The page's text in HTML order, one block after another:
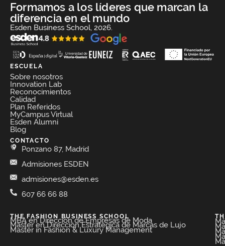
Formamos a los líderes que marcan la
diferencia en el mundo
Esden Business School, 2026.
ESCUELA
Sobre nosotros
Innovation Lab
Reconocimientos
Calidad
Plan Referidos
MyCampus Virtual
Esden Alumni
Blog
CONTACTO
Ponzano 87, Madrid
Admisiones ESDEN
admisiones@esden.es
607 66 66 88
THE FASHION BUSINESS SCHOOL​
MBA en Dirección de Empresas de Moda​
Máster en Dirección Estratégica de Marcas de Lujo
Master in Fashion & Luxury Management